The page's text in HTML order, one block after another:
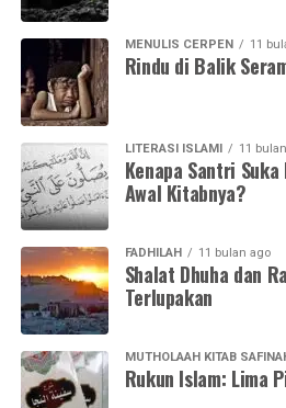
MENULIS CERPEN 11
Rindu di Balik
LITERASI ISLAMI 11
Kenapa Santri
Awal Kitabnya?
FADHILAH 11 bulan ago
Shalat Dhuha dan
Terlupakan
MUTHOLAAH KITAB
Rukun Islam: Lima